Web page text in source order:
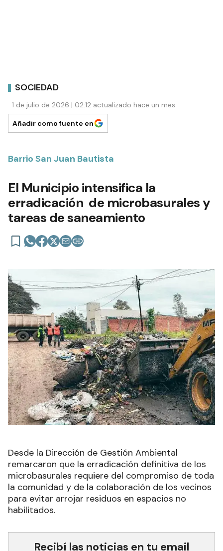
SOCIEDAD
1 de julio de 2026 | 02:12 actualizado hace un mes
Añadir como fuente en
Barrio San Juan Bautista
El Municipio intensifica la
erradicación de microbasurales y
tareas de saneamiento
Desde la Dirección de Gestión Ambiental
remarcaron que la erradicación definitiva de los
microbasurales requiere del compromiso de toda
la comunidad y de la colaboración de los vecinos
para evitar arrojar residuos en espacios no
habilitados.
Recibí las noticias en tu email